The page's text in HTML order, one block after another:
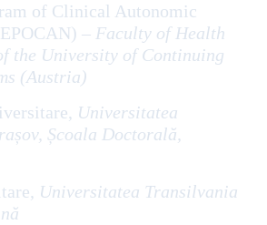
of Clinical Autonomic
– Faculty of Health
the University of Continuing
(Austria)
Universitatea
Școala Doctorală,
Universitatea Transilvania